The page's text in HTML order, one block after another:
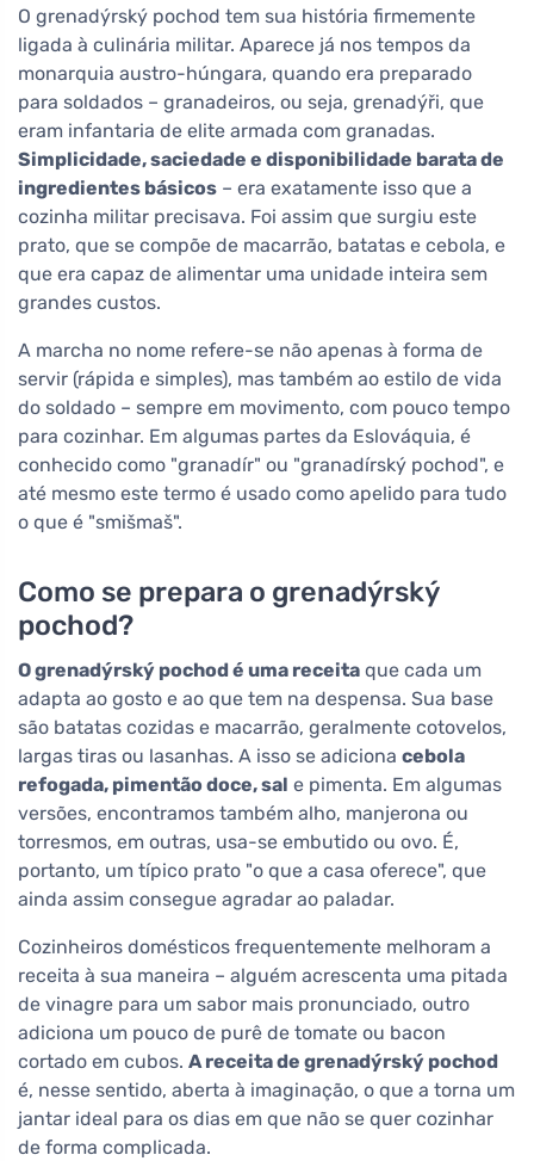
O grenadýrský pochod tem sua história firmemente
ligada à culinária militar. Aparece já nos tempos da
monarquia austro-húngara, quando era preparado
para soldados – granadeiros, ou seja, grenadýři, que
eram infantaria de elite armada com granadas.
Simplicidade, saciedade e disponibilidade barata de
ingredientes básicos – era exatamente isso que a
cozinha militar precisava. Foi assim que surgiu este
prato, que se compõe de macarrão, batatas e cebola, e
que era capaz de alimentar uma unidade inteira sem
grandes custos.
A marcha no nome refere-se não apenas à forma de
servir (rápida e simples), mas também ao estilo de vida
do soldado – sempre em movimento, com pouco tempo
para cozinhar. Em algumas partes da Eslováquia, é
conhecido como "granadír" ou "granadírský pochod", e
até mesmo este termo é usado como apelido para tudo
o que é "smišmaš".
Como se prepara o grenadýrský
pochod?
O grenadýrský pochod é uma receita que cada um
adapta ao gosto e ao que tem na despensa. Sua base
são batatas cozidas e macarrão, geralmente cotovelos,
largas tiras ou lasanhas. A isso se adiciona cebola
refogada, pimentão doce, sal e pimenta. Em algumas
versões, encontramos também alho, manjerona ou
torresmos, em outras, usa-se embutido ou ovo. É,
portanto, um típico prato "o que a casa oferece", que
ainda assim consegue agradar ao paladar.
Cozinheiros domésticos frequentemente melhoram a
receita à sua maneira – alguém acrescenta uma pitada
de vinagre para um sabor mais pronunciado, outro
adiciona um pouco de purê de tomate ou bacon
cortado em cubos. A receita de grenadýrský pochod
é, nesse sentido, aberta à imaginação, o que a torna um
jantar ideal para os dias em que não se quer cozinhar
de forma complicada.